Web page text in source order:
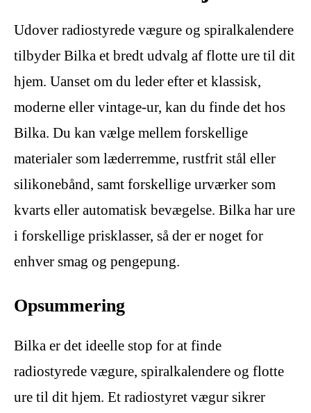
Udover radiostyrede vægure og spiralkalendere
tilbyder Bilka et bredt udvalg af flotte ure til dit
hjem. Uanset om du leder efter et klassisk,
moderne eller vintage-ur, kan du finde det hos
Bilka. Du kan vælge mellem forskellige
materialer som læderremme, rustfrit stål eller
silikonebånd, samt forskellige urværker som
kvarts eller automatisk bevægelse. Bilka har ure
i forskellige prisklasser, så der er noget for
enhver smag og pengepung.
Opsummering
Bilka er det ideelle stop for at finde
radiostyrede vægure, spiralkalendere og flotte
ure til dit hjem. Et radiostyret vægur sikrer